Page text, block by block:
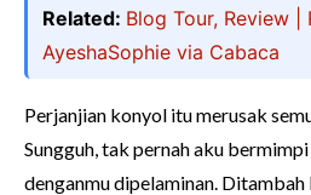
Related: Blog Tour, Review |
AyeshaSophie via Cabaca
Perjanjian konyol itu merusak
Sungguh, tak pernah aku
denganmu dipelaminan.